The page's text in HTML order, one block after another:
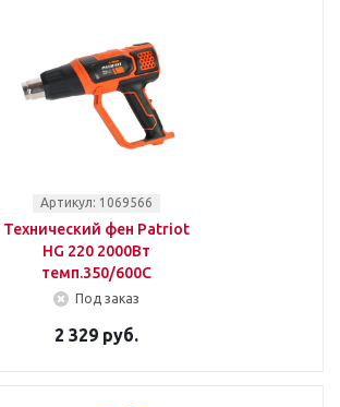
Артикул: 1069566
Технический фен Patriot
HG 220 2000Вт
темп.350/600С
Под заказ
2 329 руб.